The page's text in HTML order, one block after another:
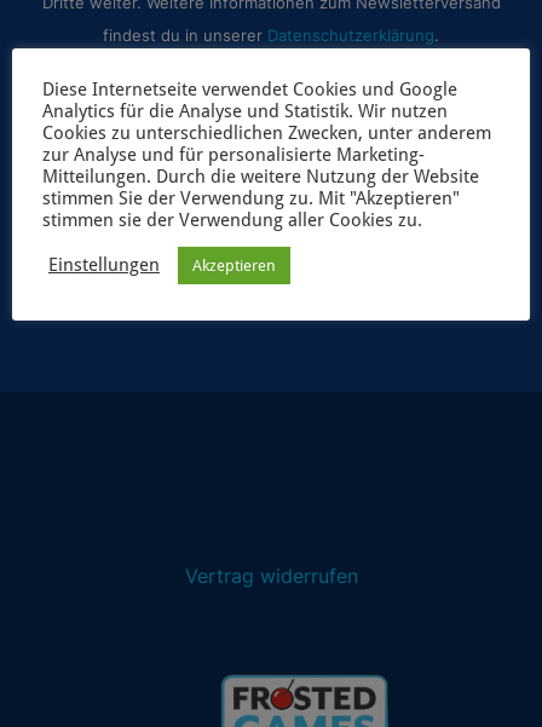
findest du in unserer Datenschutzerklärung.
JETZT ANMELDEN
Vertrag widerrufen
Diese Internetseite verwendet Cookies und Google
Analytics für die Analyse und Statistik. Wir nutzen
Cookies zu unterschiedlichen Zwecken, unter anderem
zur Analyse und für personalisierte Marketing-
Mitteilungen. Durch die weitere Nutzung der Website
stimmen Sie der Verwendung zu. Mit "Akzeptieren"
stimmen sie der Verwendung aller Cookies zu.
Einstellungen Akzeptieren